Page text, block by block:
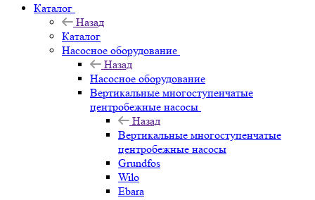
Каталог
Назад
Каталог
Насосное оборудование
Назад
Насосное оборудование
Вертикальные многоступенчатые
центробежные насосы
Назад
Вертикальные многоступенчатые
центробежные насосы
Grundfos
Wilo
Ebara